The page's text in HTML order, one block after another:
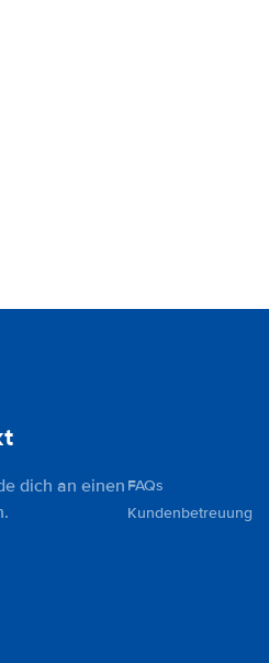
dich an einen FAQs
Kundenbetreuung